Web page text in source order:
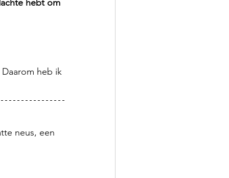
hebt om
heb ik
neus, een